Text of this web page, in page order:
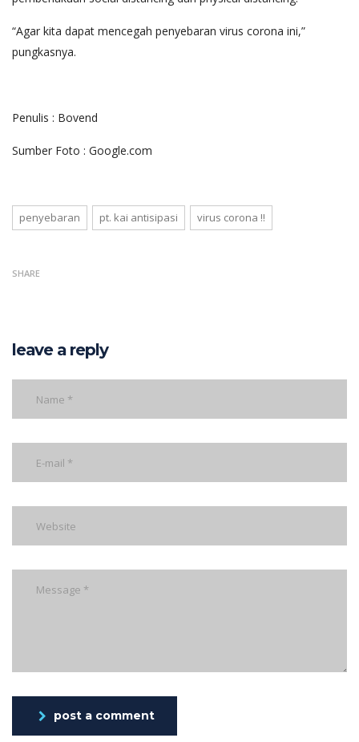
“Agar kita dapat mencegah penyebaran virus corona ini,”
pungkasnya.
Penulis : Bovend
Sumber Foto : Google.com
penyebaran pt. kai antisipasi virus corona !!
SHARE
leave a reply
post a comment